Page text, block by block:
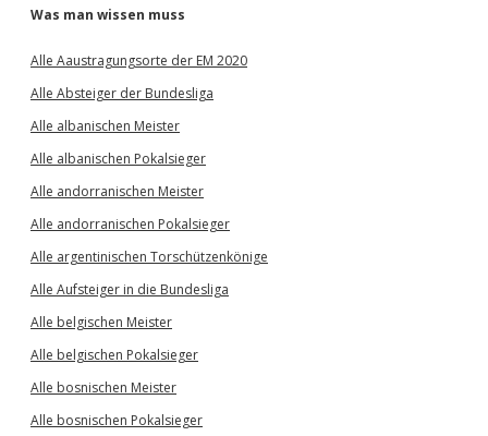
Was man wissen muss
Alle Aaustragungsorte der EM 2020
Alle Absteiger der Bundesliga
Alle albanischen Meister
Alle albanischen Pokalsieger
Alle andorranischen Meister
Alle andorranischen Pokalsieger
Alle argentinischen Torschützenkönige
Alle Aufsteiger in die Bundesliga
Alle belgischen Meister
Alle belgischen Pokalsieger
Alle bosnischen Meister
Alle bosnischen Pokalsieger